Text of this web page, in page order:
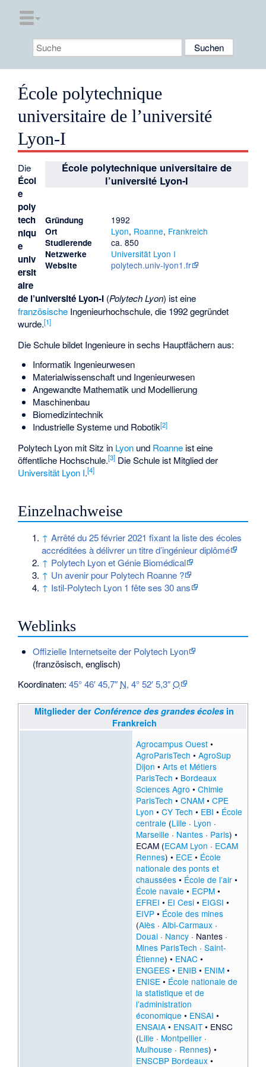
École polytechnique
universitaire de l’université
Lyon-I
École polytechnique universitaire de
l’université Lyon-I
Gründung 1992
Ort Lyon, Roanne, Frankreich
Studierende ca. 850
Netzwerke Universität Lyon I
Website polytech.univ-lyon1.fr
Die
Écol
e
poly
tech
niqu
e
univ
ersit
aire
de l’université Lyon-I (Polytech Lyon) ist eine
französische Ingenieurhochschule, die 1992 gegründet
wurde.[1]
Die Schule bildet Ingenieure in sechs Hauptfächern aus:
Informatik Ingenieurwesen
Materialwissenschaft und Ingenieurwesen
Angewandte Mathematik und Modellierung
Maschinenbau
Biomedizintechnik
Industrielle Systeme und Robotik[2]
Polytech Lyon mit Sitz in Lyon und Roanne ist eine
öffentliche Hochschule.[3] Die Schule ist Mitglied der
Universität Lyon I.[4]
Einzelnachweise
↑ Arrêté du 25 février 2021 fixant la liste des écoles
accréditées à délivrer un titre d’ingénieur diplômé
↑ Polytech Lyon et Génie Biomédical
↑ Un avenir pour Polytech Roanne ?
↑ Istil-Polytech Lyon 1 fête ses 30 ans
Weblinks
Offizielle Internetseite der Polytech Lyon
(französisch, englisch)
Koordinaten:45° 46′ 45,7″ N,4° 52′ 5,3″O
Mitglieder der Conférence des grandes écoles in
Frankreich
Agrocampus Ouest•
AgroParisTech • AgroSup
Dijon • Arts et Métiers
ParisTech • Bordeaux
Sciences Agro • Chimie
ParisTech • CNAM• CPE
Lyon • CY Tech • EBI • École
centrale (Lille · Lyon ·
Marseille · Nantes· Paris) •
ECAM (ECAM Lyon · ECAM
Rennes) • ECE• École
nationale des ponts et
chaussées• École de l’air•
École navale • ECPM•
EFREI • EI Cesi• EIGSI •
EIVP• École des mines
(Alès· Albi-Carmaux·
Douai· Nancy· Nantes·
Mines ParisTech · Saint-
Étienne) • ENAC•
ENGEES• ENIB• ENIM•
ENISE• École nationale de
la statistique et de
l’administration
économique • ENSAI •
ENSAIA• ENSAIT• ENSC
(Lille · Montpellier·
Mulhouse · Rennes) •
ENSCBP Bordeaux•